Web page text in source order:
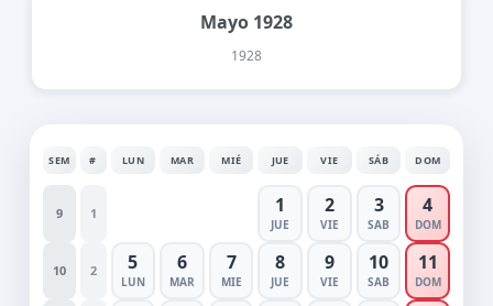
Mayo 1928
1928
SEM # LUN MAR MIÉ JUE VIE SÁB DOM
9 1 1
JUE
2
VIE
3
SAB
4
DOM
10 2 5
LUN
6
MAR
7
MIE
8
JUE
9
VIE
10
SAB
11
DOM